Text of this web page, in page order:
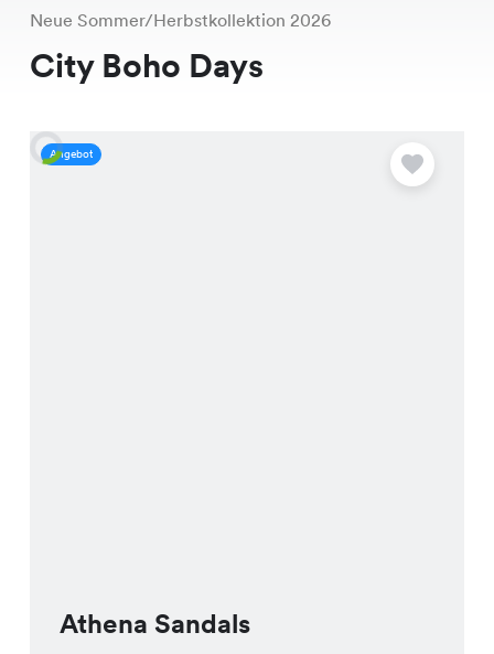
Neue Sommer/Herbstkollektion 2026
City Boho Days
Angebot
Athena Sandals